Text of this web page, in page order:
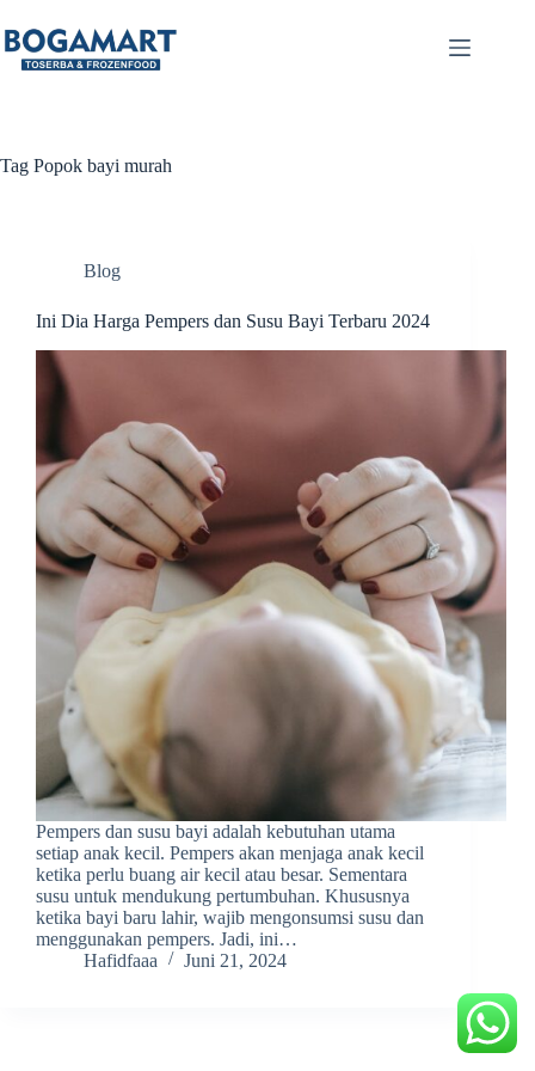
Tag Popok bayi murah
Blog
Ini Dia Harga Pempers dan Susu Bayi Terbaru 2024
Pempers dan susu bayi adalah kebutuhan utama
setiap anak kecil. Pempers akan menjaga anak kecil
ketika perlu buang air kecil atau besar. Sementara
susu untuk mendukung pertumbuhan. Khususnya
ketika bayi baru lahir, wajib mengonsumsi susu dan
menggunakan pempers. Jadi, ini…
Hafidfaaa
Juni 21, 2024